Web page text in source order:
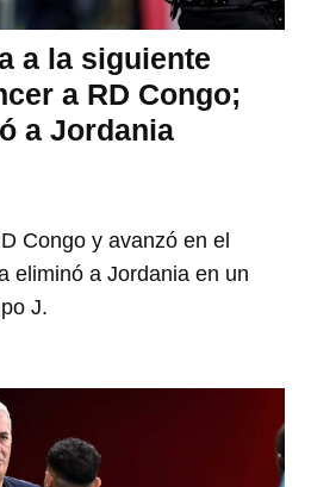
a la siguiente
a RD Congo;
a Jordania
Congo y avanzó en el
eliminó a Jordania en un
J.